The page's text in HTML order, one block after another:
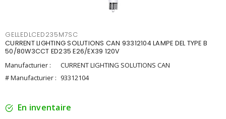
GELLEDLCED235M7SC
CURRENT LIGHTING SOLUTIONS CAN 93312104 LAMPE DEL TYPE B
50/80W3CCT ED235 E26/EX39 120V
Manufacturier :
CURRENT LIGHTING SOLUTIONS CAN
# Manufacturier : 93312104
En inventaire